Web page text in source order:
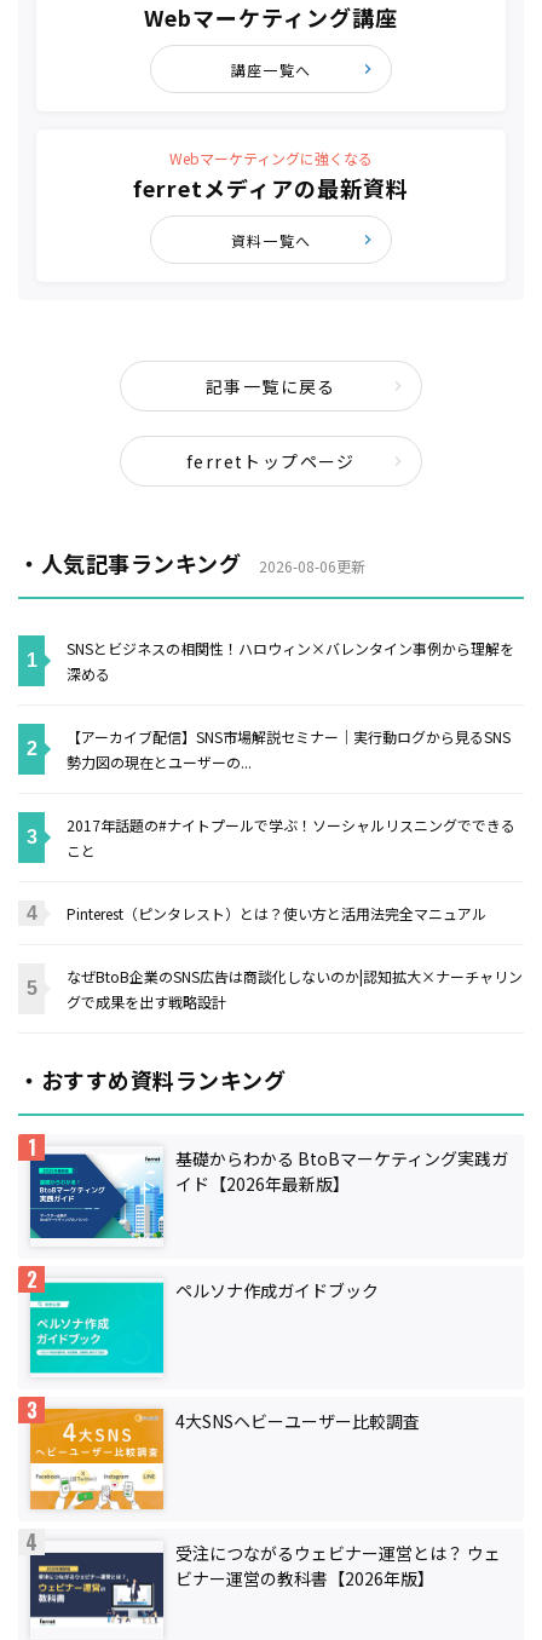
Webマーケティング講座
講座一覧へ
Webマーケティングに強くなる
ferretメディアの最新資料
資料一覧へ
記事一覧に戻る
ferretトップページ
・人気記事ランキング 2026-08-06更新
SNSとビジネスの相関性！ハロウィン×バレンタイン事例から理解を
深める
【アーカイブ配信】SNS市場解説セミナー｜実行動ログから見るSNS
勢力図の現在とユーザーの...
2017年話題の#ナイトプールで学ぶ！ソーシャルリスニングでできる
こと
Pinterest（ピンタレスト）とは？使い方と活用法完全マニュアル
なぜBtoB企業のSNS広告は商談化しないのか|認知拡大×ナーチャリン
グで成果を出す戦略設計
・おすすめ資料ランキング
基礎からわかる BtoBマーケティング実践ガ
イド【2026年最新版】
ペルソナ作成ガイドブック
4大SNSヘビーユーザー比較調査
受注につながるウェビナー運営とは？ ウェ
ビナー運営の教科書【2026年版】